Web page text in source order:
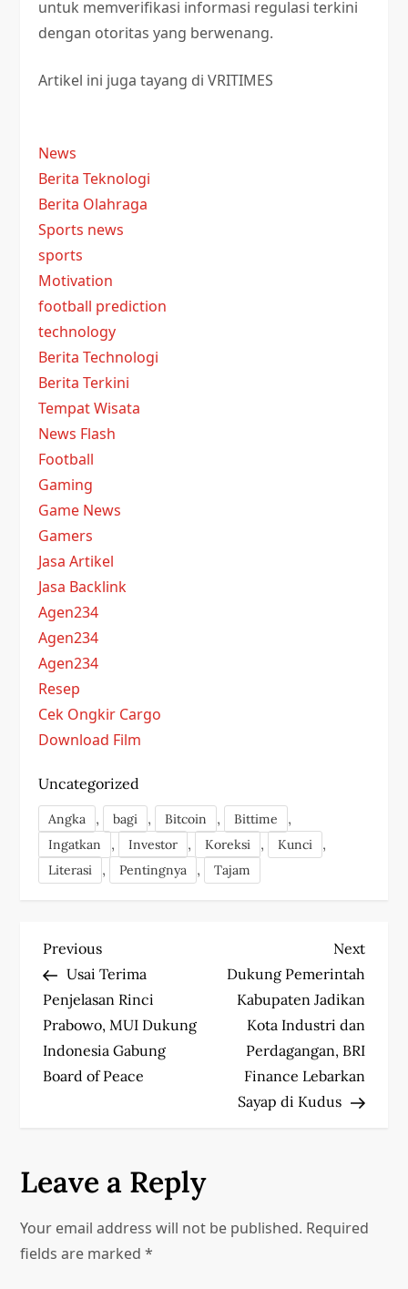
untuk memverifikasi informasi regulasi terkini
dengan otoritas yang berwenang.
Artikel ini juga tayang di VRITIMES
News
Berita Teknologi
Berita Olahraga
Sports news
sports
Motivation
football prediction
technology
Berita Technologi
Berita Terkini
Tempat Wisata
News Flash
Football
Gaming
Game News
Gamers
Jasa Artikel
Jasa Backlink
Agen234
Agen234
Agen234
Resep
Cek Ongkir Cargo
Download Film
Uncategorized
Angka , bagi , Bitcoin , Bittime ,
Ingatkan , Investor , Koreksi , Kunci ,
Literasi , Pentingnya , Tajam
P
o
s
t
v
i
Previous
Post
Previous
Usai Terima
Penjelasan Rinci
Prabowo, MUI Dukung
Indonesia Gabung
Board of Peace
Next
Post
Next
Dukung Pemerintah
Kabupaten Jadikan
Kota Industri dan
Perdagangan, BRI
Finance Lebarkan
Sayap di Kudus
Leave a Reply
Your email address will not be published. Required
fields are marked*